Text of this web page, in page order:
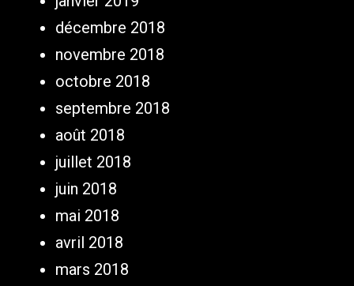
décembre 2018
novembre 2018
octobre 2018
septembre 2018
août 2018
juillet 2018
juin 2018
mai 2018
avril 2018
mars 2018